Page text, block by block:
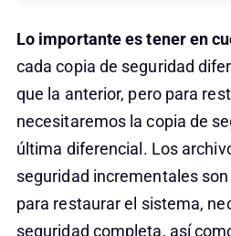
Lo importante es tener en
cada copia de seguridad
que la anterior, pero para
necesitaremos la copia de
última diferencial. Los
seguridad incrementales
para restaurar el sistema,
seguridad completa, así